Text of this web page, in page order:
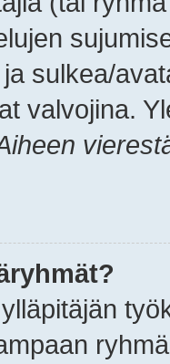
sulkea/
valvojina.